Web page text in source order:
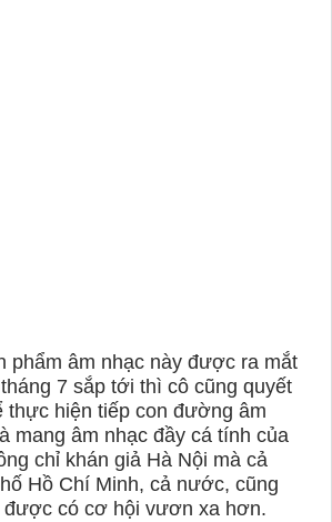
phẩm âm nhạc này được ra mắt
7 sắp tới thì cô cũng quyết
thực hiện tiếp con đường âm
mang âm nhạc đầy cá tính của
chỉ khán giả Hà Nội mà cả
Hồ Chí Minh, cả nước, cũng
được có cơ hội vươn xa hơn.